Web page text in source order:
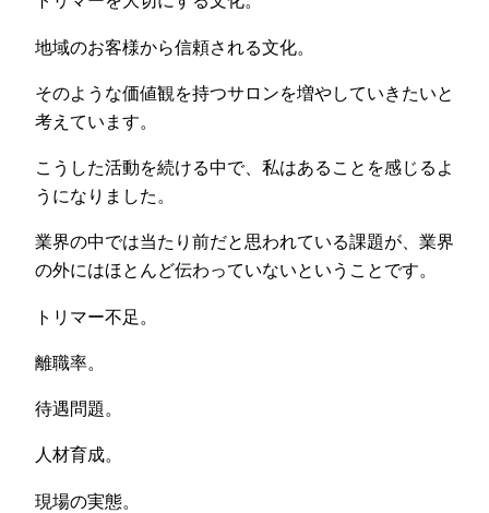
地域のお客様から信頼される文化。
そのような価値観を持つサロンを増やしていきたいと
考えています。
こうした活動を続ける中で、私はあることを感じるよ
うになりました。
業界の中では当たり前だと思われている課題が、業界
の外にはほとんど伝わっていないということです。
トリマー不足。
離職率。
待遇問題。
人材育成。
現場の実態。